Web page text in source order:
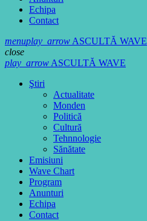
Echipa
Contact
menuplay_arrowASCULTĂ WAVE
close
play_arrowASCULTĂ WAVE
Ştiri
Actualitate
Monden
Politică
Cultură
Tehnnologie
Sănătate
Emisiuni
Wave Chart
Program
Anunturi
Echipa
Contact